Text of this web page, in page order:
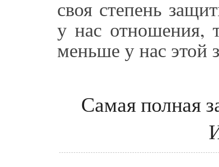
своя степень
у нас отношения,
меньше у нас этой
Самая полная